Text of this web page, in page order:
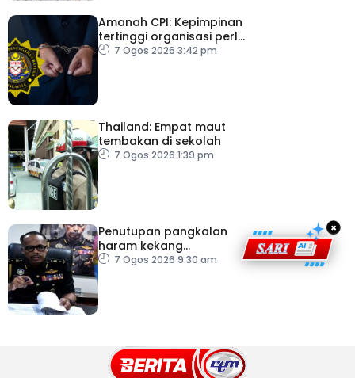
Amanah CPI: Kepimpinan
tertinggi organisasi perlu
pacu reformasi radikal
7 Ogos 2026 3:42 pm
Thailand: Empat maut
tembakan di sekolah
7 Ogos 2026 1:39 pm
Penutupan pangkalan
haram kekang
penyeludupan di
7 Ogos 2026 9:30 am
×